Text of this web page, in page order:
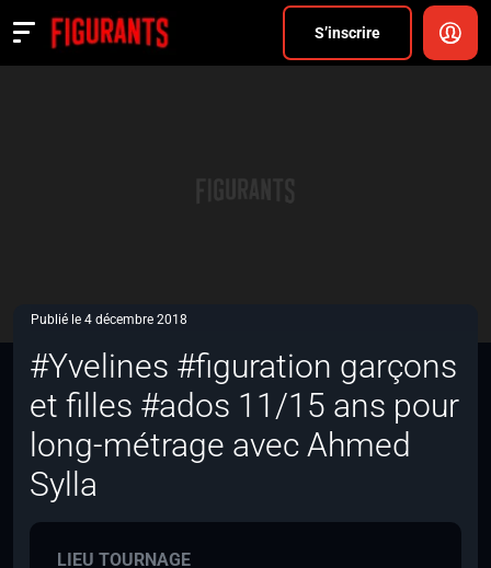
S’inscrire
Actualités
Publié le 4 décembre 2018
#Yvelines #figuration garçons
et filles #ados 11/15 ans pour
long-métrage avec Ahmed
Sylla
LIEU TOURNAGE